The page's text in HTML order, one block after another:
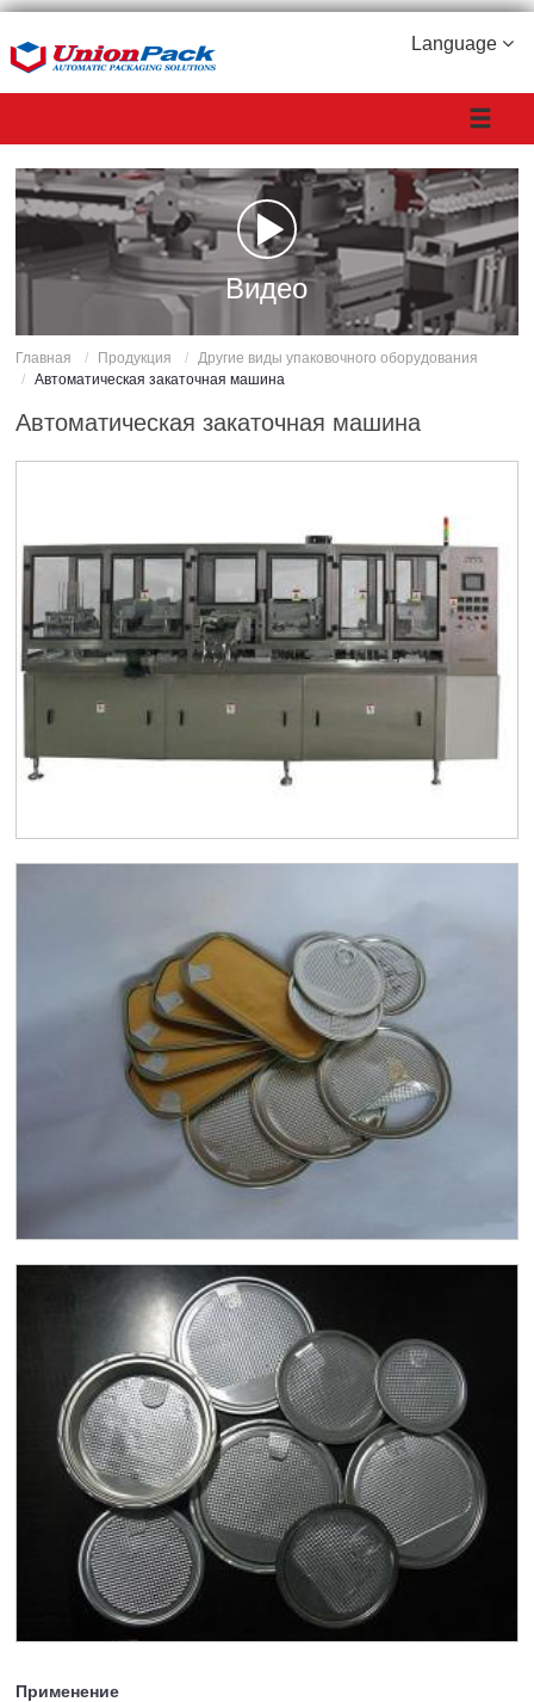
Language
Видео
Главная Продукция
Другие виды упаковочного оборудования
Автоматическая закаточная машина
Автоматическая закаточная машина
Применение